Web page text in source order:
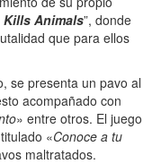
Kills Animals”, donde
que para ellos
se presenta un pavo al
acompañado con
» entre otros. El juego
«Conoce a tu
maltratados.